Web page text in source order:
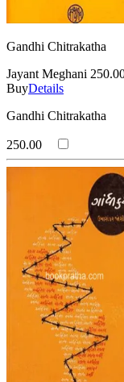
Gandhi Chitrakatha
Jayant Meghani
BuyDetails
Gandhi Chitrakatha
250.00